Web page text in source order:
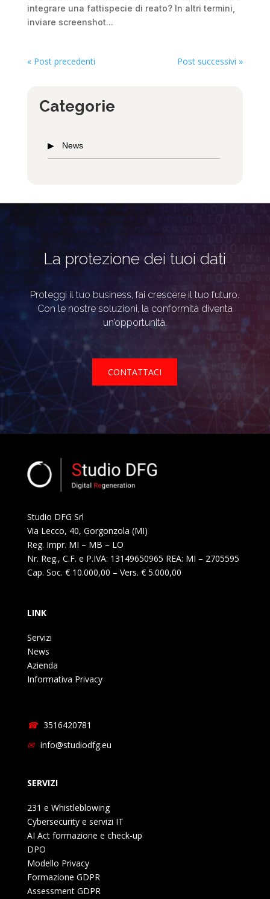
integrare una fattispecie di reato? In altri termini,
inviare screenshot...
« Post precedenti Post successivi »
Categorie
News
La protezione dei tuoi dati
Proteggi il tuo business, fai crescere il tuo futuro.
Con le nostre soluzioni, la conformità diventa
un’opportunità.
CONTATTACI
Studio DFG Srl
Via Lecco, 40, Gorgonzola (MI)
Reg. Impr. MI – MB – LO
Nr. Reg., C.F. e P.IVA: 13149650965 REA: MI – 2705595
Cap. Soc. € 10.000,00 – Vers. € 5.000,00
LINK
Servizi
News
Azienda
Informativa Privacy
3516420781
info@studiodfg.eu
SERVIZI
231 e Whistleblowing
Cybersecurity e servizi IT
AI Act formazione e check-up
DPO
Modello Privacy
Formazione GDPR
Assessment GDPR